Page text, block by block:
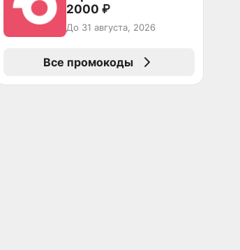
2000 ₽
До 31 августа, 2026
Все промокоды